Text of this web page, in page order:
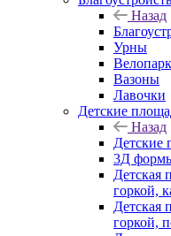
Назад
Урны
Вазоны
Лавочки
Детские
Назад
Детские
3Д
Детская
горкой,
Детская
горкой,